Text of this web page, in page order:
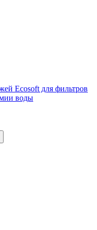
Ecosoft для фильтров
воды